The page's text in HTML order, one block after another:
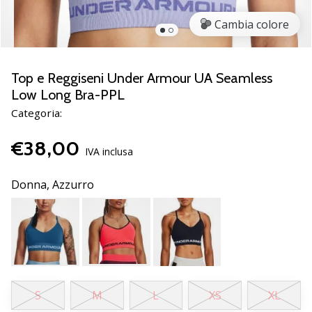
ambassador
Weplayvolleyball
un
fanatico
della
pallavolo
noi?
Unisciti
a
noi
come
marchio
Ambassador.
11. 8. 2022
•
Cambia colore
Top e Reggiseni Under Armour UA Seamless
Low Long Bra-PPL
Categoria:
€38,00 IVA inclusa
Donna, Azzurro
S M L XS XL